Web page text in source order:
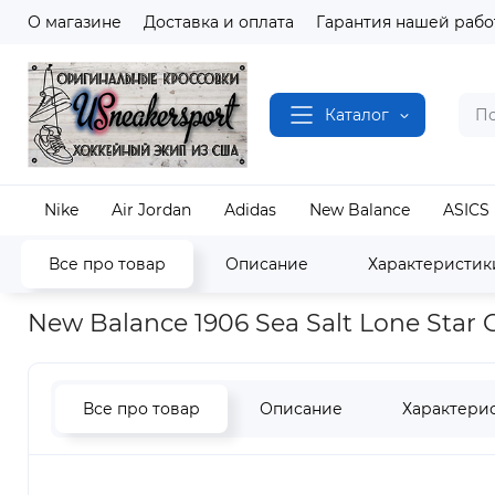
О магазине Доставка и оплата Гарантия нашей
Каталог
Nike Air Jordan Adidas New Balance ASICS
Все про товар Описание
Наш магазин Полный каталог кроссовок New
New Balance 1906 Sea Salt Lone Star
Все про товар Описание